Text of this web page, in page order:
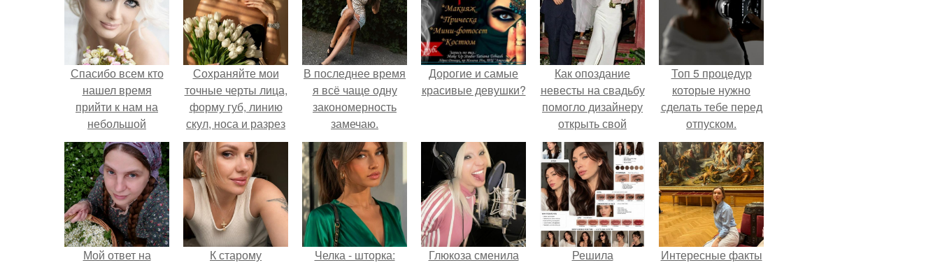
Спасибо всем кто
нашел время
прийти к нам на
небольшой
воркшоп.
Сохраняйте мои
точные черты лица,
форму губ, линию
скул, носа и разрез
глаз.
В последнее время
я всё чаще одну
закономерность
замечаю.
Дорогие и самые
красивые девушки?
Как опоздание
невесты на свадьбу
помогло дизайнеру
открыть свой
бренд.
Топ 5 процедур
которые нужно
сделать тебе перед
отпуском.
Мой ответ на
К старому
Челка - шторка:
Глюкоза сменила
Решила
Интересные факты